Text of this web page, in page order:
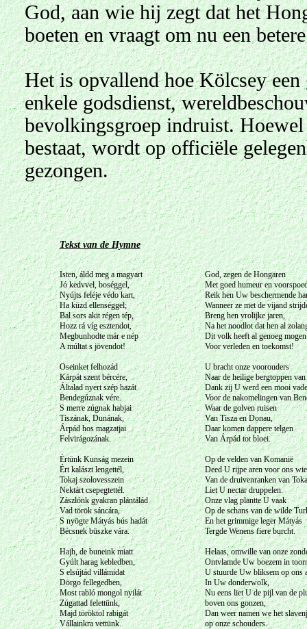
God, aan wie hij zegt dat het
boeten en vraagt om nu een
Het is opvallend hoe Kölcsey een
enkele godsdienst,
bevolkingsgroep indruist.
bestaat, wordt op officiële
gezongen.
Tekst van de Hymne
Isten, áldd meg a magyart
Jó kedvvel, boséggel,
Nyújts feléje védo kart,
Ha küzd ellenséggel;
Bal sors akit régen tép,
Hozz rá víg esztendot,
Megbunhodte már e nép
A múltat s jövendot!
Oseinket felhozád
Kárpát szent bércére,
Általad nyert szép hazát
Bendegúznak vére.
S merre zúgnak habjai
Tiszának, Dunának,
Árpád hos magzatjai
Felvirágozának.
Értünk Kunság mezein
Ért kalászt lengettél,
Tokaj szolovesszein
Nektárt csepegtettél.
Zászlónk gyakran plántálád
Vad török sáncára,
S nyögte Mátyás bús hadát
Bécsnek büszke vára.
Hajh, de buneink miatt
Gyúlt harag kebledben,
S elsújtád villámidat
Dörgo fellegedben,
Most rabló mongol nyilát
Zúgattad felettünk,
Majd töröktol rabigát
Vállainkra vettünk.
God, zegen de Hongaren
Met goed humeur en
Reik hen Uw beschermende
Wanneer ze met de vijand
Breng hen vrolijke jaren,
Na het noodlot dat hen al
Dit volk heeft al genoeg mogen
Voor verleden en toekomst!
U bracht onze voorouders
Naar de heilige bergtoppen
Dank zij U werd een mooi
Voor de nakomelingen van
Waar de golven ruisen
Van Tisza en Donau,
Daar komen dappere telgen
Van Árpád tot bloei.
Op de velden van Komanië
Deed U rijpe aren voor ons
Van de druivenranken van
Liet U nectar druppelen.
Onze vlag plantte U vaak
Op de schans van de wilde
En het grimmige leger Mátyás
Tergde Wenens fiere burcht.
Helaas, omwille van onze
Ontvlamde Uw boezem in
U stuurde Uw bliksem op ons
In Uw donderwolk,
Nu eens liet U de pijl van de
boven ons gonzen,
Dan weer namen we het
op onze schouders.